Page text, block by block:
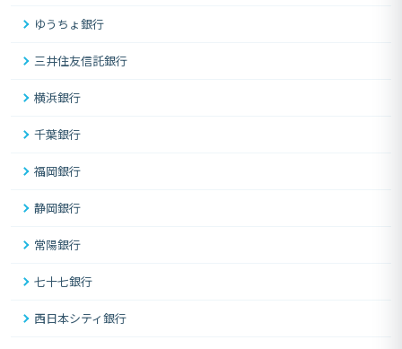
ゆうちょ銀行
三井住友信託銀行
横浜銀行
千葉銀行
福岡銀行
静岡銀行
常陽銀行
七十七銀行
西日本シティ銀行